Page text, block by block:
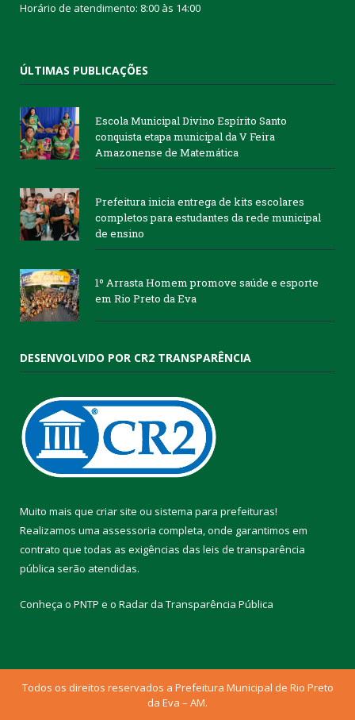
Horário de atendimento: 8:00 às 14:00
ÚLTIMAS PUBLICAÇÕES
Escola Municipal Divino Espírito Santo
conquista etapa municipal da V Feira
Amazonense de Matemática
Prefeitura inicia entrega de kits escolares
completos para estudantes da rede municipal
de ensino
1º Arrasta Homem promove saúde e esporte
em Rio Preto da Eva
DESENVOLVIDO POR CR2 TRANSPARÊNCIA
Muito mais que criar site ou sistema para prefeituras!
Realizamos uma assessoria completa, onde garantimos em
contrato que todas as exigências das leis de transparência
pública serão atendidas.
Conheça o PNTP e o Radar da Transparência Pública
Todos os direitos reservados a Prefeitura Municipal de Rio Preto
da Eva – AM.